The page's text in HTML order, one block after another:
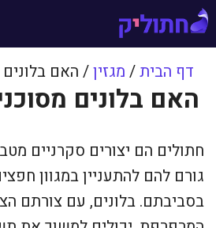
לדלג
לתוכן
דף הבית/ מגזין/ האם
האם בלונים
חתולים הם יצורים סקרניים
גורם להם להתעניין במגוון
בסביבתם. בלונים, עם צורתם